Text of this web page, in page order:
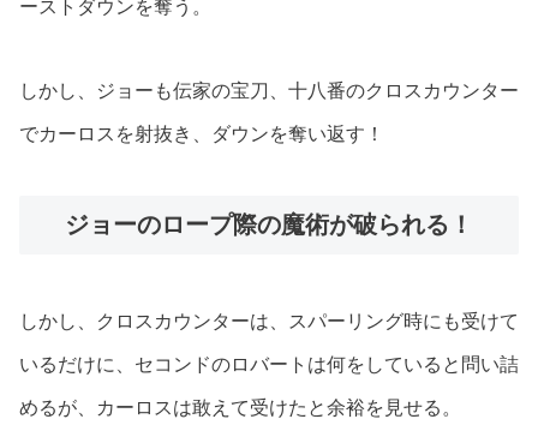
ーストダウンを奪う。
しかし、ジョーも伝家の宝刀、十八番のクロスカウンター
でカーロスを射抜き、ダウンを奪い返す！
ジョーのロープ際の魔術が破られる！
しかし、クロスカウンターは、スパーリング時にも受けて
いるだけに、セコンドのロバートは何をしていると問い詰
めるが、カーロスは敢えて受けたと余裕を見せる。